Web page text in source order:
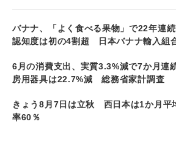
バナナ、「よく食べる果物」で22年連
認知度は初の4割超 日本バナナ輸入組
6月の消費支出、実質3.3%減で7か月
房用器具は22.7%減 総務省家計調査
きょう8月7日は立秋 西日本は1か月平
率60％